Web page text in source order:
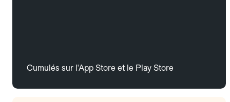
Cumulés sur l'App Store et le Play Store